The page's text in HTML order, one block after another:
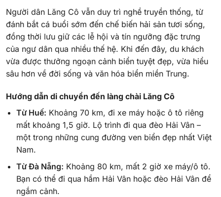
Người dân Lăng Cô vẫn duy trì nghề truyền thống, từ
đánh bắt cá buổi sớm đến chế biến hải sản tươi sống,
đồng thời lưu giữ các lễ hội và tín ngưỡng đặc trưng
của ngư dân qua nhiều thế hệ. Khi đến đây, du khách
vừa được thưởng ngoạn cảnh biển tuyệt đẹp, vừa hiểu
sâu hơn về đời sống và văn hóa biển miền Trung.
Hướng dẫn di chuyển đến làng chài Lăng Cô
Từ Huế: Khoảng 70 km, đi xe máy hoặc ô tô riêng
mất khoảng 1,5 giờ. Lộ trình đi qua đèo Hải Vân –
một trong những cung đường ven biển đẹp nhất Việt
Nam.
Từ Đà Nẵng: Khoảng 80 km, mất 2 giờ xe máy/ô tô.
Bạn có thể đi qua hầm Hải Vân hoặc đèo Hải Vân để
ngắm cảnh.